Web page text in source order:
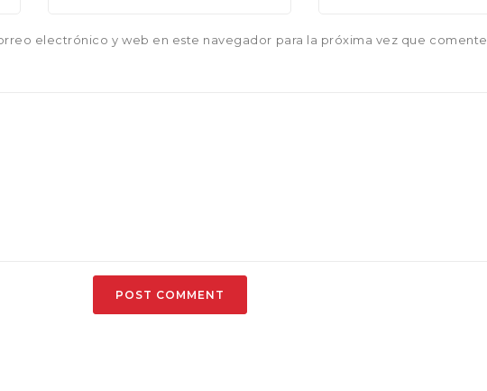
electrónico y web en este navegador para la próxima vez que comente.